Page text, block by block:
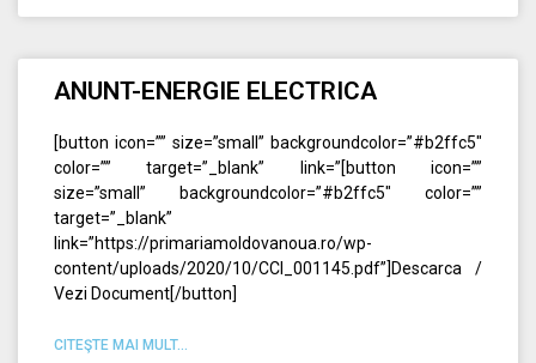
ANUNT-ENERGIE ELECTRICA
[button icon=”” size=”small” backgroundcolor=”#b2ffc5″
color=”” target=”_blank” link=”[button icon=””
size=”small” backgroundcolor=”#b2ffc5″ color=””
target=”_blank”
link=”https://primariamoldovanoua.ro/wp-
content/uploads/2020/10/CCI_001145.pdf”]Descarca /
Vezi Document[/button]
CITEŞTE MAI MULT...